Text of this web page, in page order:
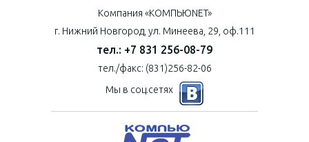
Компания «КОМПЬЮNET»
г. Нижний Новгород, ул. Минеева, 29, оф.111
тел.: +7 831 256-08-79
тел./факс: (831)256-82-06
Мы в соц.сетях